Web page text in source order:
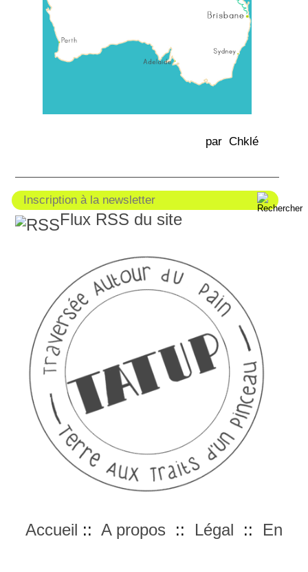
par Chklé
Flux RSS du site
Accueil :: A propos :: Légal :: En